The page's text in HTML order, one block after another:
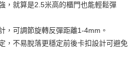
之後才付款」的支付方式。 讓您購物簡單
，就算是2.5米高的櫃門也能輕鬆彈
，可調節旋轉反彈距離1-4mm。
，不易脫落更穩定前後卡扣設計可避免